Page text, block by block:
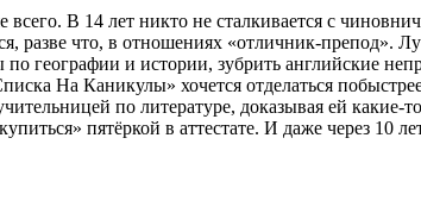
всего. В 14 лет никто не сталкивается с
разве что, в отношениях «отличник-препод».
географии и истории, зубрить английские
На Каникулы» хочется отделаться
по литературе, доказывая ей какие-
пятёркой в аттестате. И даже через 10